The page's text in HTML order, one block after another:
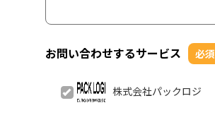
お問い合わせするサービス 必須
株式会社パックロジ